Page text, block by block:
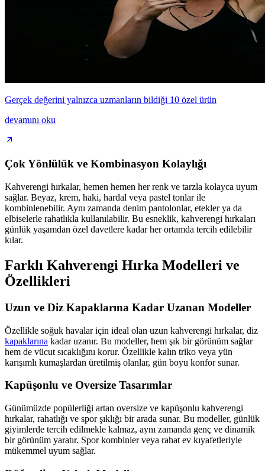
Gerçek değerini yalnızca uzmanların bildiği 10 özel ürün
devamını oku
Çok Yönlülük ve Kombinasyon Kolaylığı
Kahverengi hırkalar, hemen hemen her renk ve tarzla kolayca uyum
sağlar. Beyaz, krem, haki, hardal veya pastel tonlar ile
kombinlenebilir. Aynı zamanda denim pantolonlar, etekler ya da
elbiselerle rahatlıkla kullanılabilir. Bu esneklik, kahverengi hırkaları
günlük yaşamdan özel davetlere kadar her ortamda tercih edilebilir
kılar.
Farklı Kahverengi Hırka Modelleri ve
Özellikleri
Uzun ve Diz Kapaklarına Kadar Uzanan Modeller
Özellikle soğuk havalar için ideal olan uzun kahverengi hırkalar, diz
kapaklarına kadar uzanır. Bu modeller, hem şık bir görünüm sağlar
hem de vücut sıcaklığını korur. Özellikle kalın triko veya yün
karışımlı kumaşlardan üretilmiş olanlar, gün boyu konfor sunar.
Kapüşonlu ve Oversize Tasarımlar
Günümüzde popülerliği artan oversize ve kapüşonlu kahverengi
hırkalar, rahatlığı ve spor şıklığı bir arada sunar. Bu modeller, günlük
giyimlerde tercih edilmekle kalmaz, aynı zamanda genç ve dinamik
bir görünüm yaratır. Spor kombinler veya rahat ev kıyafetleriyle
mükemmel uyum sağlar.